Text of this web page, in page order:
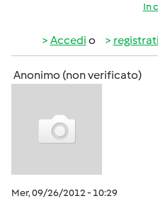
In
Accedi o registrati
Anonimo (non verificato)
Mer, 09/26/2012 - 10:29